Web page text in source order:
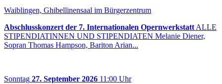
Waiblingen, Ghibellinensaal im Bürgerzentrum
Abschlusskonzert der 7. Internationalen OpernwerkstattALLE
STIPENDIATINNEN UND STIPENDIATEN Melanie Diener,
Sopran Thomas Hampson, Bariton Arian...
Sonntag 27. September 2026 11:00 Uhr